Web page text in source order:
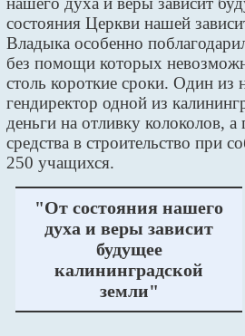
состояния Церкви нашей
Владыка особенно
без помощи которых
столь короткие сроки. Один
гендиректор одной из
деньги на отливку колоколов,
средства в строительство при
250 учащихся.
"От состояния нашего
духа и веры зависит
будущее
калининградской
земли"